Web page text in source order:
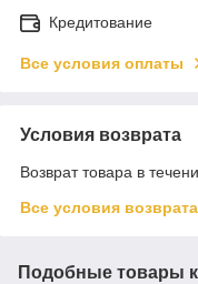
Кредитование
Все условия оплаты
Условия возврата
Возврат товара в
Все условия возврата
Подобные товары